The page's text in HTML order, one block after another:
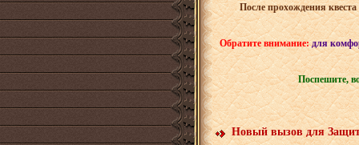
После прохождения квеста
Обратите внимание: для
Поспешите,
Новый вызов для